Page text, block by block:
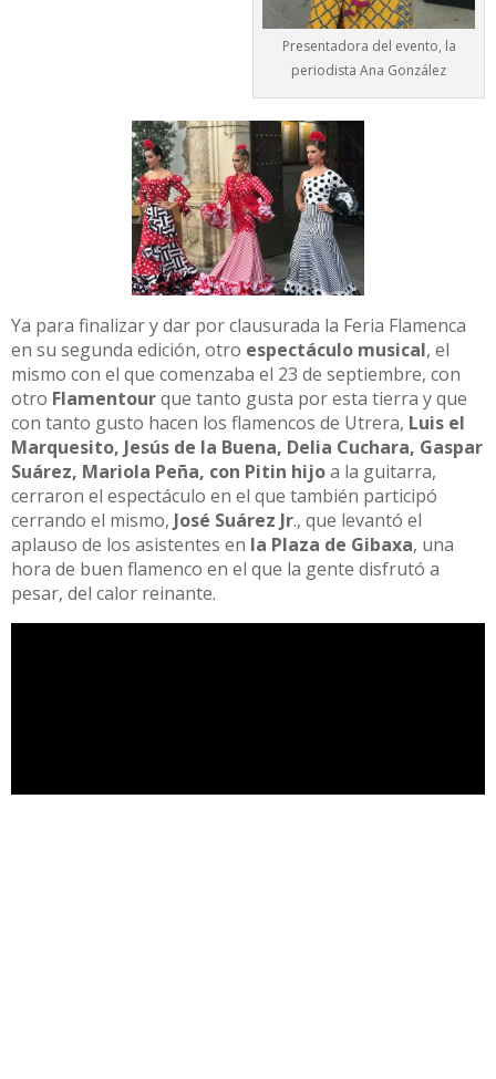
Presentadora del evento, la
periodista Ana González
Ya para finalizar y dar por clausurada la Feria Flamenca
en su segunda edición, otro espectáculo musical, el
mismo con el que comenzaba el 23 de septiembre, con
otro Flamentourque tanto gusta por esta tierra y que
con tanto gusto hacen los flamencos de Utrera, Luis el
Marquesito, Jesús de la Buena, Delia Cuchara, Gaspar
Suárez, Mariola Peña, con Pitin hijoa la guitarra,
cerraron el espectáculo en el que también participó
cerrando el mismo, José Suárez Jr., que levantó el
aplauso de los asistentes en la Plaza de Gibaxa, una
hora de buen flamenco en el que la gente disfrutó a
pesar, del calor reinante.